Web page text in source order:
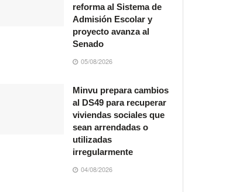
reforma al Sistema de
Admisión Escolar y
proyecto avanza al
Senado
05/08/2026
Minvu prepara cambios
al DS49 para recuperar
viviendas sociales que
sean arrendadas o
utilizadas
irregularmente
04/08/2026